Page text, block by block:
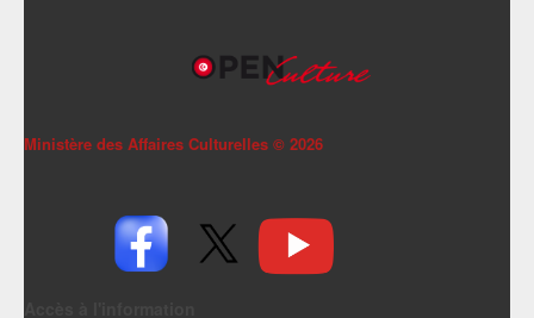
Ministère des Affaires Culturelles © 2026